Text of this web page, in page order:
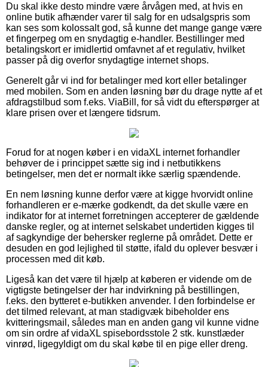
Du skal ikke desto mindre være årvågen med, at hvis en
online butik afhænder varer til salg for en udsalgspris som
kan ses som kolossalt god, så kunne det mange gange være
et fingerpeg om en snydagtig e-handler. Bestillinger med
betalingskort er imidlertid omfavnet af et regulativ, hvilket
passer på dig overfor snydagtige internet shops.
Generelt går vi ind for betalinger med kort eller betalinger
med mobilen. Som en anden løsning bør du drage nytte af et
afdragstilbud som f.eks. ViaBill, for så vidt du efterspørger at
klare prisen over et længere tidsrum.
Forud for at nogen køber i en vidaXL internet forhandler
behøver de i princippet sætte sig ind i netbutikkens
betingelser, men det er normalt ikke særlig spændende.
En nem løsning kunne derfor være at kigge hvorvidt online
forhandleren er e-mærke godkendt, da det skulle være en
indikator for at internet forretningen accepterer de gældende
danske regler, og at internet selskabet undertiden kigges til
af sagkyndige der behersker reglerne på området. Dette er
desuden en god lejlighed til støtte, ifald du oplever besvær i
processen med dit køb.
Ligeså kan det være til hjælp at køberen er vidende om de
vigtigste betingelser der har indvirkning på bestillingen,
f.eks. den bytteret e-butikken anvender. I den forbindelse er
det tilmed relevant, at man stadigvæk bibeholder ens
kvitteringsmail, således man en anden gang vil kunne vidne
om sin ordre af vidaXL spisebordsstole 2 stk. kunstlæder
vinrød, ligegyldigt om du skal købe til en pige eller dreng.